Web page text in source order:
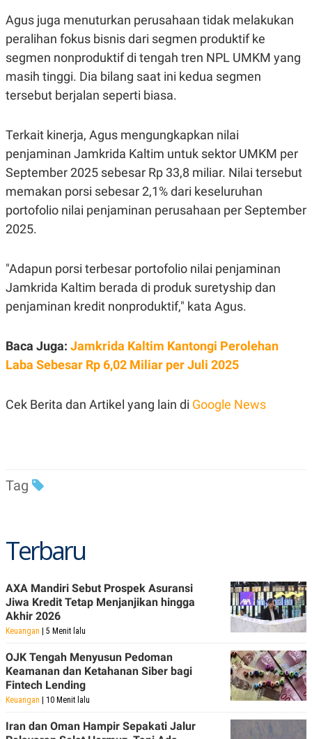
T
D
T
E
S
O
A
T
I
U
JARINGAN
K
T
N
A
C
E
M
Y
P
S
R
E
S
E
.
L
A
A
K
K
E
N
P
A
P
E
R
D
E
R
T
S
I
N
G
K
M
Agus juga menuturkan perusahaan tidak melakukan
peralihan fokus bisnis dari segmen produktif ke
segmen nonproduktif di tengah tren NPL UMKM yang
masih tinggi. Dia bilang saat ini kedua segmen
tersebut berjalan seperti biasa.
Terkait kinerja, Agus mengungkapkan nilai
penjaminan Jamkrida Kaltim untuk sektor UMKM per
September 2025 sebesar Rp 33,8 miliar. Nilai tersebut
memakan porsi sebesar 2,1% dari keseluruhan
portofolio nilai penjaminan perusahaan per September
2025.
"Adapun porsi terbesar portofolio nilai penjaminan
Jamkrida Kaltim berada di produk suretyship dan
penjaminan kredit nonproduktif," kata Agus.
Baca Juga: Jamkrida Kaltim Kantongi Perolehan
Laba Sebesar Rp 6,02 Miliar per Juli 2025
Cek Berita dan Artikel yang lain di Google News
Tag
Terbaru
AXA Mandiri Sebut Prospek Asuransi
Jiwa Kredit Tetap Menjanjikan hingga
Akhir 2026
Keuangan | 5 Menit lalu
OJK Tengah Menyusun Pedoman
Keamanan dan Ketahanan Siber bagi
Fintech Lending
Keuangan | 10 Menit lalu
Iran dan Oman Hampir Sepakati Jalur